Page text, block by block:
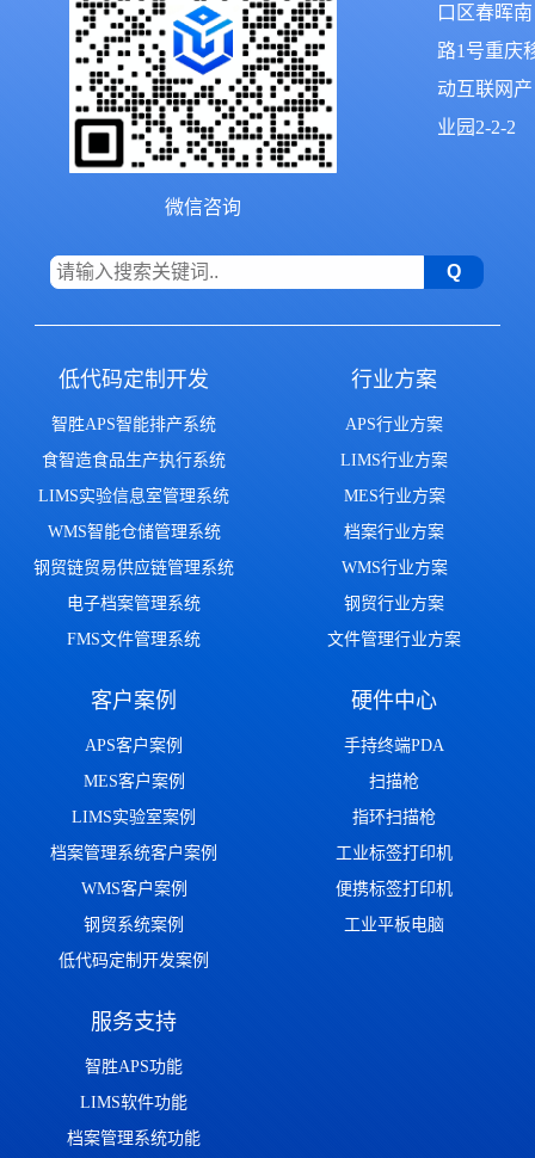
微信咨询
口区春晖南
路1号重庆
动互联网产
业园2-2-2
低代码定制开发
智胜APS智能排产系统
食智造食品生产执行系统
LIMS实验信息室管理系统
WMS智能仓储管理系统
钢贸链贸易供应链管理系统
电子档案管理系统
FMS文件管理系统
行业方案
APS行业方案
LIMS行业方案
MES行业方案
档案行业方案
WMS行业方案
钢贸行业方案
文件管理行业方案
客户案例
APS客户案例
MES客户案例
LIMS实验室案例
档案管理系统客户案例
WMS客户案例
钢贸系统案例
低代码定制开发案例
硬件中心
手持终端PDA
扫描枪
指环扫描枪
工业标签打印机
便携标签打印机
工业平板电脑
服务支持
智胜APS功能
LIMS软件功能
档案管理系统功能